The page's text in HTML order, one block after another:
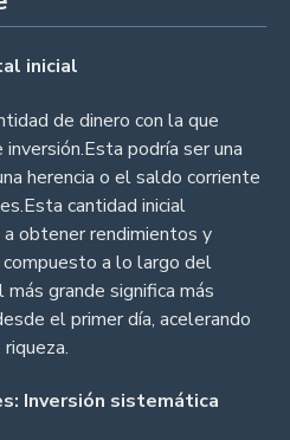
inicial
de dinero con la que
podría ser una
herencia o el saldo corriente
cantidad inicial
obtener rendimientos y
a lo largo del
grande significa más
el primer día, acelerando
Inversión sistemática